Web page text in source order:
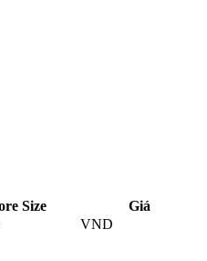
Size
Giá
VND